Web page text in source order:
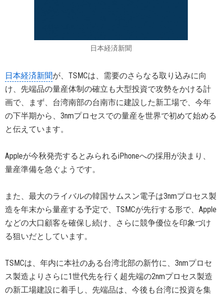
日本経済新聞
日本経済新聞が、TSMCは、需要のさらなる取り込みに向
け、先端品の量産体制の確立も大型投資で攻勢をかける計
画で、まず、台湾南部の台南市に建設した新工場で、今年
の下半期から、3nmプロセスでの量産を世界で初めて始める
と伝えています。
Appleが今秋発売するとみられるiPhoneへの採用が決まり、
量産準備を急ぐようです。
また、最大のライバルの韓国サムスン電子は3nmプロセス製
造を年末から量産する予定で、TSMCが先行する形で、Apple
などの大口顧客を確保し続け、さらに競争優位を印象づけ
る狙いだとしています。
TSMCは、年内に本社のある台湾北部の新竹に、3nmプロセ
ス製造よりさらに1世代先を行く超先端の2nmプロセス製造
の新工場建設に着手し、先端品は、今後も台湾に投資を集